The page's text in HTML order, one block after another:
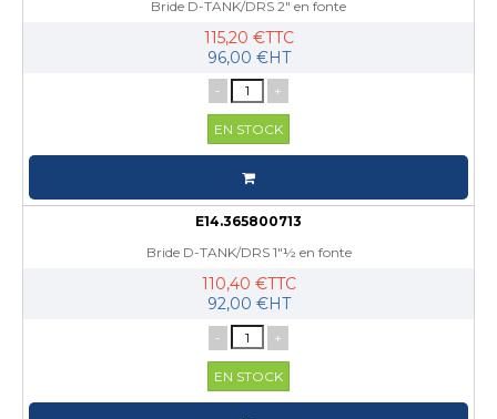
Bride D-TANK/DRS 2" en fonte
115,20 €TTC
96,00 €HT
- +
EN STOCK
E14.365800713
Bride D-TANK/DRS 1"½ en fonte
110,40 €TTC
92,00 €HT
- +
EN STOCK